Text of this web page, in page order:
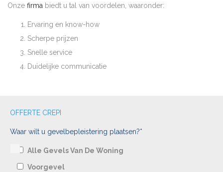
Onze firma biedt u tal van voordelen, waaronder:
Ervaring en know-how
Scherpe prijzen
Snelle service
Duidelijke communicatie
OFFERTE CREPI
Waar wilt u gevelbepleistering plaatsen?*
Alle Gevels Van De Woning
Voorgevel